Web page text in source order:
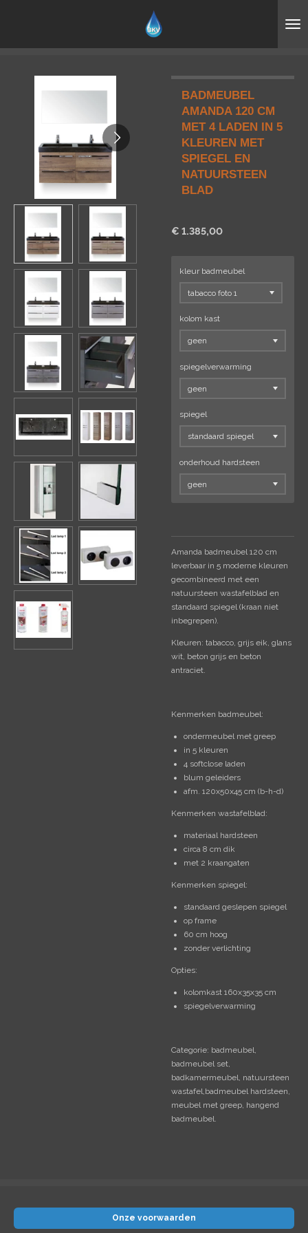
BADMEUBEL
AMANDA 120 CM
MET 4 LADEN IN 5
KLEUREN MET
SPIEGEL EN
NATUURSTEEN
BLAD
€ 1.385,00
kleur badmeubel
kolom kast
spiegelverwarming
spiegel
onderhoud hardsteen
Amanda badmeubel 120 cm
leverbaar in 5 moderne kleuren
gecombineerd met een
natuursteen wastafelblad en
standaard spiegel (kraan niet
inbegrepen).
Kleuren: tabacco, grijs eik, glans
wit, beton grijs en beton
antraciet.
Kenmerken badmeubel:
ondermeubel met greep
in 5 kleuren
4 softclose laden
blum geleiders
afm. 120x50x45 cm (b-h-d)
Kenmerken wastafelblad:
materiaal hardsteen
circa 8 cm dik
met 2 kraangaten
Kenmerken spiegel:
standaard geslepen spiegel
op frame
60 cm hoog
zonder verlichting
Opties:
kolomkast 160x35x35 cm
spiegelverwarming
Categorie: badmeubel,
badmeubel set,
badkamermeubel, natuursteen
wastafel,badmeubel hardsteen,
meubel met greep, hangend
badmeubel.
Onze voorwaarden